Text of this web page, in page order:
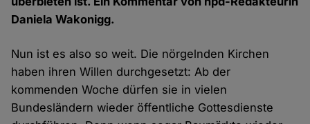
Daniela Wakonigg.
Nun ist es also so weit. Die nörgelnden Kirchen
haben ihren Willen durchgesetzt: Ab der
kommenden Woche dürfen sie in vielen
Bundesländern wieder öffentliche Gottesdienste